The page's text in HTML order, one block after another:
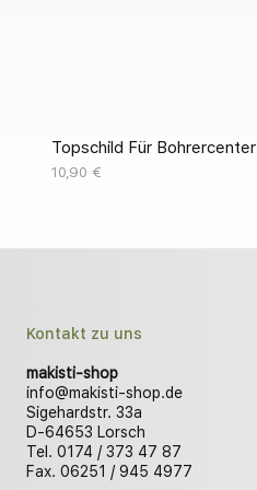
Topschild Für Bohrercenter
Preis
10,90 €
Kontakt zu uns
makisti-shop
info@makisti-shop.de
Sigehardstr. 33a
D-64653 Lorsch
Tel. 0174 / 373 47 87
Fax. 06251 / 945 4977